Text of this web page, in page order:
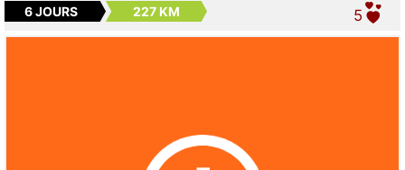
6 JOURS 227 KM 5